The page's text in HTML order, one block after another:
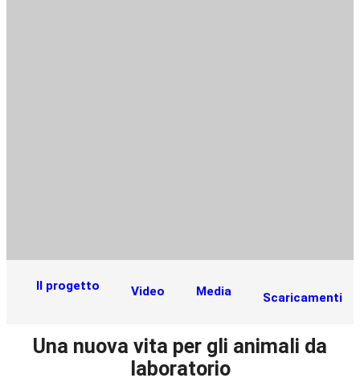
Il progetto Video Media Scaricamenti
Una nuova vita per gli animali da
laboratorio